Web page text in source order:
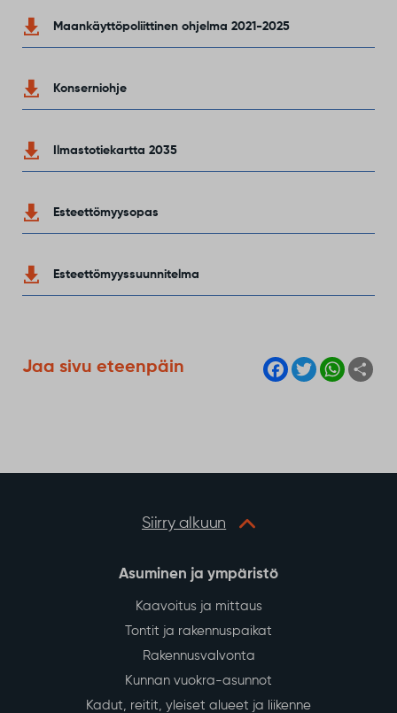
Maankäyttöpoliittinen ohjelma 2021-2025
Konserniohje
Ilmastotiekartta 2035
Esteettömyysopas
Esteettömyyssuunnitelma
Jaa sivu eteenpäin
F
a
T
w
W
h
Siirry alkuun
Asuminen ja ympäristö
Kaavoitus ja mittaus
Tontit ja rakennuspaikat
Rakennusvalvonta
Kunnan vuokra-asunnot
Kadut, reitit, yleiset alueet ja liikenne